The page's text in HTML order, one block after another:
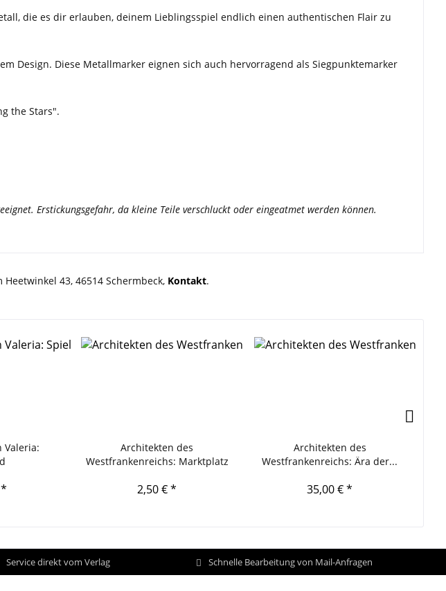
die es dir erlauben, deinem Lieblingsspiel endlich einen authentischen Flair zu
Design. Diese Metallmarker eignen sich auch hervorragend als Siegpunktemarker
the Stars".
Erstickungsgefahr, da kleine Teile verschluckt oder eingeatmet werden können.
43, 46514 Schermbeck, Kontakt.
Valeria:
Architekten des
Westfrankenreichs: Marktplatz
2,50 € *
Architekten des
Westfrankenreichs: Ära der...
35,00 € *
Service direkt vom Verlag Schnelle Bearbeitung von Mail-Anfragen